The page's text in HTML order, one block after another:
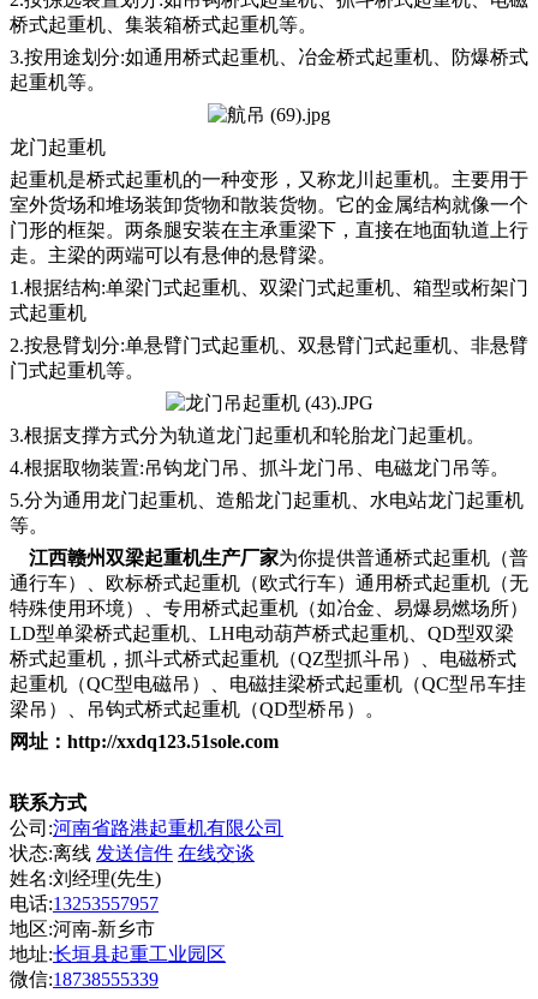
桥式起重机、集装箱桥式起重机等。
3.按用途划分:如通用桥式起重机、冶金桥式起重机、防爆桥式
起重机等。
龙门起重机
起重机是桥式起重机的一种变形，又称龙川起重机。主要用于
室外货场和堆场装卸货物和散装货物。它的金属结构就像一个
门形的框架。两条腿安装在主承重梁下，直接在地面轨道上行
走。主梁的两端可以有悬伸的悬臂梁。
1.根据结构:单梁门式起重机、双梁门式起重机、箱型或桁架门
式起重机
2.按悬臂划分:单悬臂门式起重机、双悬臂门式起重机、非悬臂
门式起重机等。
3.根据支撑方式分为轨道龙门起重机和轮胎龙门起重机。
4.根据取物装置:吊钩龙门吊、抓斗龙门吊、电磁龙门吊等。
5.分为通用龙门起重机、造船龙门起重机、水电站龙门起重机
等。
江西赣州双梁起重机生产厂家为你提供普通桥式起重机（普
通行车）、欧标桥式起重机（欧式行车）通用桥式起重机（无
特殊使用环境）、专用桥式起重机（如冶金、易爆易燃场所）
LD型单梁桥式起重机、LH电动葫芦桥式起重机、QD型双梁
桥式起重机，抓斗式桥式起重机（QZ型抓斗吊）、电磁桥式
起重机（QC型电磁吊）、电磁挂梁桥式起重机（QC型吊车挂
梁吊）、吊钩式桥式起重机（QD型桥吊）。
网址：http://xxdq123.51sole.com
联系方式
公司:河南省路港起重机有限公司
状态:离线 发送信件 在线交谈
姓名:刘经理(先生)
电话:13253557957
地区:河南-新乡市
地址:长垣县起重工业园区
微信:18738555339